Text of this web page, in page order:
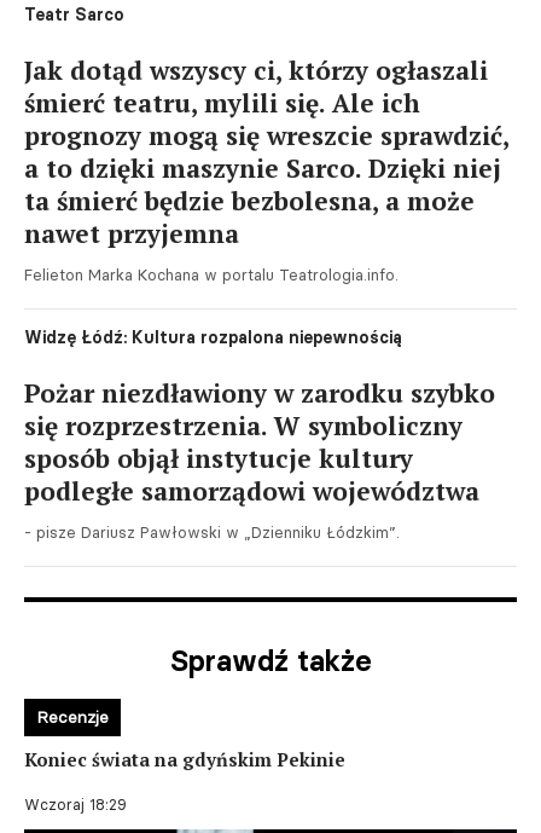
Teatr Sarco
Jak dotąd wszyscy ci, którzy ogłaszali
śmierć teatru, mylili się. Ale ich
prognozy mogą się wreszcie sprawdzić,
a to dzięki maszynie Sarco. Dzięki niej
ta śmierć będzie bezbolesna, a może
nawet przyjemna
Felieton Marka Kochana w portalu Teatrologia.info.
Widzę Łódź: Kultura rozpalona niepewnością
Pożar niezdławiony w zarodku szybko
się rozprzestrzenia. W symboliczny
sposób objął instytucje kultury
podległe samorządowi województwa
- pisze Dariusz Pawłowski w „Dzienniku Łódzkim”.
Sprawdź także
Koniec świata na gdyńskim Pekinie
Wczoraj 18:29
Recenzje